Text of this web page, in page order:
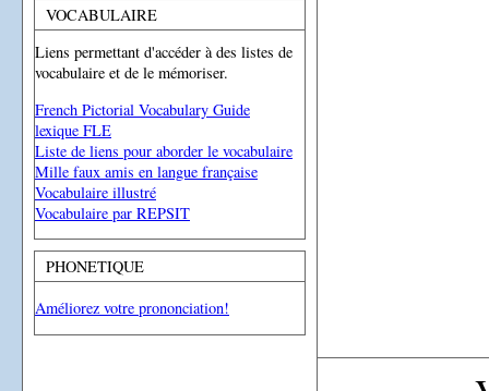
VOCABULAIRE
Liens permettant d'accéder à des listes de
vocabulaire et de le mémoriser.
French Pictorial Vocabulary Guide
lexique FLE
Liste de liens pour aborder le vocabulaire
Mille faux amis en langue française
Vocabulaire illustré
Vocabulaire par REPSIT
PHONETIQUE
Améliorez votre prononciation!